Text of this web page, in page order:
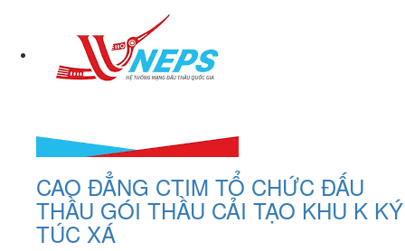
CAO ĐẲNG CTIM TỔ CHỨC ĐẤU
THẦU GÓI THẦU CẢI TẠO KHU K KÝ
TÚC XÁ